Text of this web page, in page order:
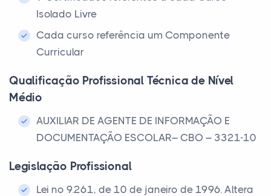
Isolado Livre
Cada curso referência um Componente
Curricular
Qualificação Profissional Técnica de Nível
Médio
AUXILIAR DE AGENTE DE INFORMAÇÃO E
DOCUMENTAÇÃO ESCOLAR– CBO – 3321-10
Legislação Profissional
Lei nº 9.261, de 10 de janeiro de 1996. Altera